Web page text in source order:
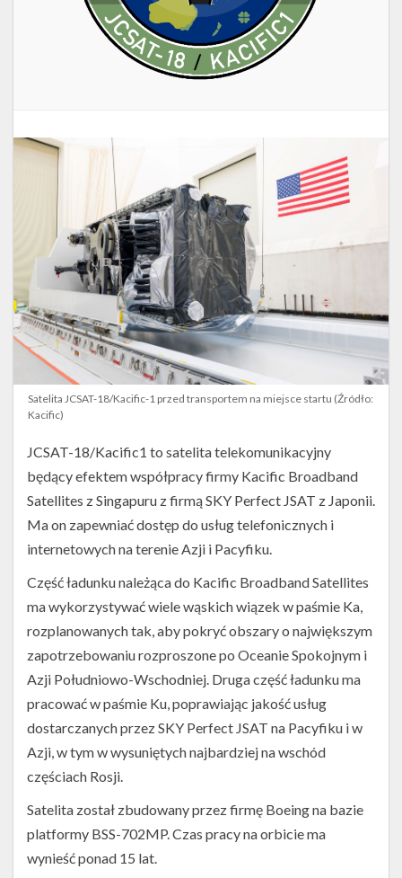
Satelita JCSAT-18/Kacific-1 przed transportem na miejsce startu (Źródło:
Kacific)
JCSAT-18/Kacific1 to satelita telekomunikacyjny
będący efektem współpracy firmy Kacific Broadband
Satellites z Singapuru z firmą SKY Perfect JSAT z Japonii.
Ma on zapewniać dostęp do usług telefonicznych i
internetowych na terenie Azji i Pacyfiku.
Część ładunku należąca do Kacific Broadband Satellites
ma wykorzystywać wiele wąskich wiązek w paśmie Ka,
rozplanowanych tak, aby pokryć obszary o największym
zapotrzebowaniu rozproszone po Oceanie Spokojnym i
Azji Południowo-Wschodniej. Druga część ładunku ma
pracować w paśmie Ku, poprawiając jakość usług
dostarczanych przez SKY Perfect JSAT na Pacyfiku i w
Azji, w tym w wysuniętych najbardziej na wschód
częściach Rosji.
Satelita został zbudowany przez firmę Boeing na bazie
platformy BSS-702MP. Czas pracy na orbicie ma
wynieść ponad 15 lat.